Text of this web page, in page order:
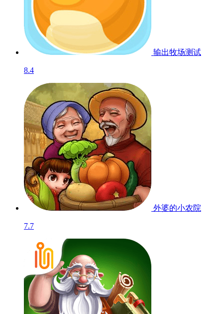
输出牧场测试
8.4
外婆的小农院
7.7